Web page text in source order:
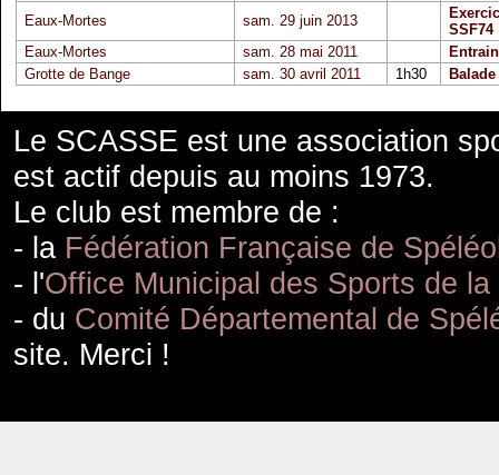
Eaux-Mortes
sam. 29 juin 2013
SSF74
Eaux-Mortes
sam. 28 mai 2011
Grotte de Bange
sam. 30 avril 2011 1h30
Le SCASSE est une association
est actif depuis au moins 1973.
Le club est membre de :
- la Fédération Française de
- l'Office Municipal des Sports de
- du Comité Départemental de
site. Merci !